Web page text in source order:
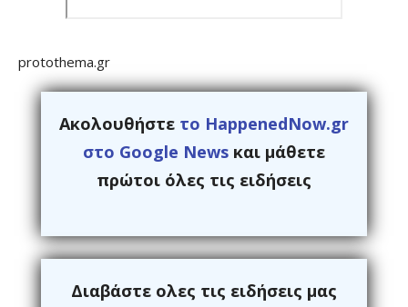
protothema.gr
Ακολουθήστε το HappenedNow.gr
στο Google News και μάθετε
πρώτοι όλες τις ειδήσεις
Διαβάστε ολες τις ειδήσεις μας